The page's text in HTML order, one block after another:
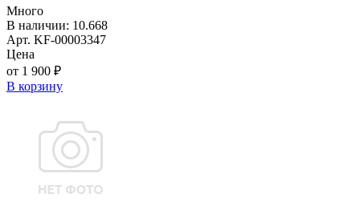
Много
В наличии: 10.668
Арт. KF-00003347
Цена
от 1 900 ₽
В корзину